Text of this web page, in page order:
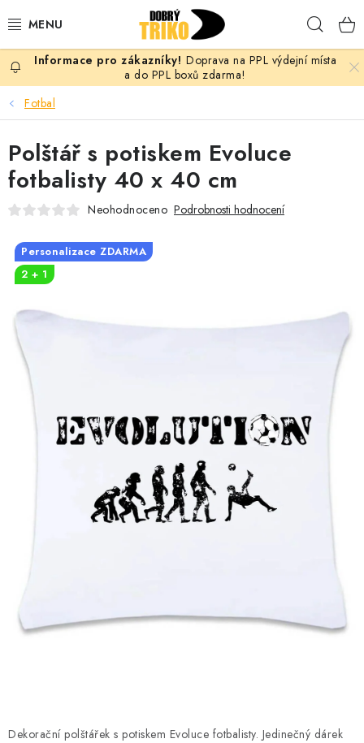
na
PRO ŽENY
PRO MUŽE
PRO DĚTI
PRO PÁRY
VLASTNÍ MOTIV
MIKINY
MÁM SRDCE POMÁHÁM
O nás Časté otázky
Doprava a platba
Doprava na PPL výdejní místa
a do PPL boxů zdarma!
Fotbal
Dekorační polštářek s potiskem Evoluce fotbalisty. Jedinečný dárek
Polštář s potiskem Evoluce
fotbalisty 40 x 40 cm
Neohodnoceno Podrobnosti hodnocení
Personalizace ZDARMA
2 + 1